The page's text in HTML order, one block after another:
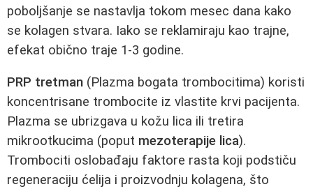
poboljšanje se nastavlja tokom mesec dana kako
se kolagen stvara. Iako se reklamiraju kao trajne,
efekat obično traje 1-3 godine.
PRP tretman (Plazma bogata trombocitima) koristi
koncentrisane trombocite iz vlastite krvi pacijenta.
Plazma se ubrizgava u kožu lica ili tretira
mikrootkucima (poput mezoterapije lica).
Trombociti oslobađaju faktore rasta koji podstiču
regeneraciju ćelija i proizvodnju kolagena, što